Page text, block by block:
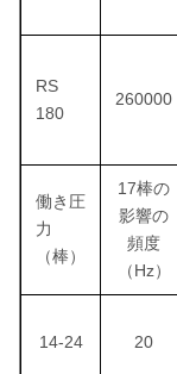
RS
180
260000
働き圧
力
（棒）
17棒の
影響の
頻度
（Hz）
14-24 20